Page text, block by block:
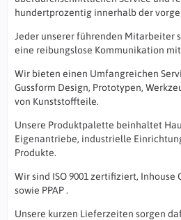
hundertprozentig innerhalb der
Jeder unserer führenden Mitarbeiter
eine reibungslose Kommunikation
Wir bieten einen Umfangreichen
Gussform Design, Prototypen,
von Kunststoffteile.
Unsere Produktpalette beinhaltet
Eigenantriebe, industrielle
Produkte.
Wir sind ISO 9001 zertifiziert, Inhouse
sowie PPAP .
Unsere kurzen Lieferzeiten sorgen